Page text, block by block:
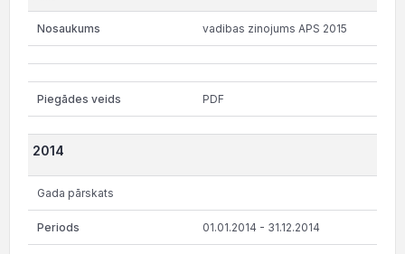
vadibas zinojums APS 2015
PDF
2014
Gada pārskats
01.01.2014 - 31.12.2014